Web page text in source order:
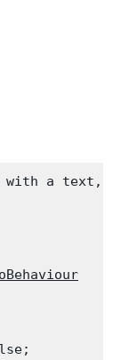
a text,